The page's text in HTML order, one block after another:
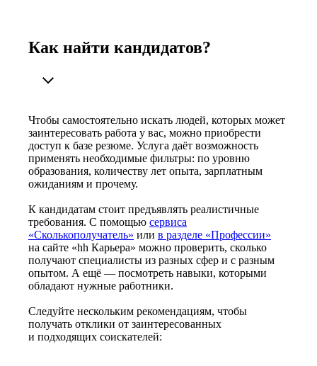
Как найти кандидатов?
Чтобы самостоятельно искать людей, которых может
заинтересовать работа у вас, можно приобрести
доступ к базе резюме. Услуга даёт возможность
применять необходимые фильтры: по уровню
образования, количеству лет опыта, зарплатным
ожиданиям и прочему.
К кандидатам стоит предъявлять реалистичные
требования. С помощью сервиса
«Сколькополучатель» или в разделе «Профессии»
на сайте «hh Карьера» можно проверить, сколько
получают специалисты из разных сфер и с разным
опытом. А ещё — посмотреть навыки, которыми
обладают нужные работники.
Следуйте нескольким рекомендациям, чтобы
получать отклики от заинтересованных
и подходящих соискателей: